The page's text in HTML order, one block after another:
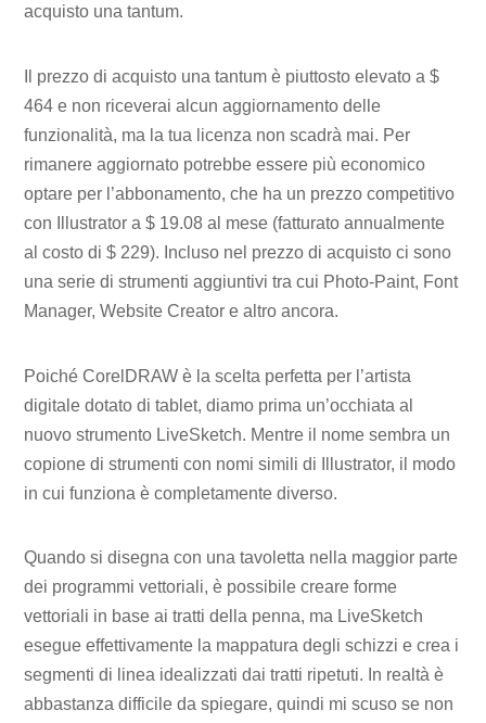
acquisto una tantum.
Il prezzo di acquisto una tantum è piuttosto elevato a $
464 e non riceverai alcun aggiornamento delle
funzionalità, ma la tua licenza non scadrà mai. Per
rimanere aggiornato potrebbe essere più economico
optare per l’abbonamento, che ha un prezzo competitivo
con Illustrator a $ 19.08 al mese (fatturato annualmente
al costo di $ 229). Incluso nel prezzo di acquisto ci sono
una serie di strumenti aggiuntivi tra cui Photo-Paint, Font
Manager, Website Creator e altro ancora.
Poiché CorelDRAW è la scelta perfetta per l’artista
digitale dotato di tablet, diamo prima un’occhiata al
nuovo strumento LiveSketch. Mentre il nome sembra un
copione di strumenti con nomi simili di Illustrator, il modo
in cui funziona è completamente diverso.
Quando si disegna con una tavoletta nella maggior parte
dei programmi vettoriali, è possibile creare forme
vettoriali in base ai tratti della penna, ma LiveSketch
esegue effettivamente la mappatura degli schizzi e crea i
segmenti di linea idealizzati dai tratti ripetuti. In realtà è
abbastanza difficile da spiegare, quindi mi scuso se non